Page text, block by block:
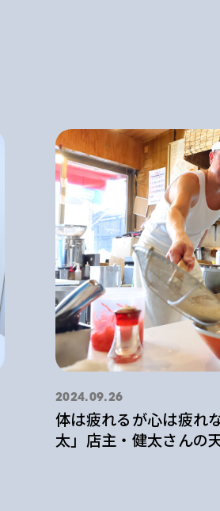
2024.09.26
体は疲れるが心は疲れ
太」店主・健太さんの